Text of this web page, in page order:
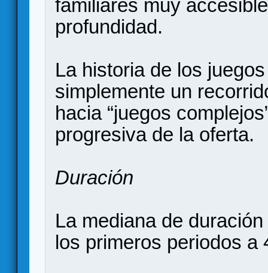
familiares muy
profundidad.
La historia de los
simplemente un
hacia “juegos
progresiva de la oferta.
Duración
La mediana de
los primeros periodos a